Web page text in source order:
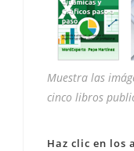
Muestra las
cinco libros
Haz clic en los